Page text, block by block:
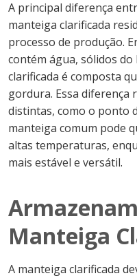
A principal diferença
manteiga clarificada
processo de produção.
contém água, sólidos
clarificada é composta
gordura. Essa diferença
distintas, como o ponto
manteiga comum pode
altas temperaturas,
mais estável e versátil.
Manteiga
A manteiga clarificada